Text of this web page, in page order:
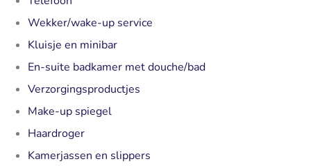
Wekker/wake-up service
Kluisje en minibar
En-suite badkamer met douche/bad
Verzorgingsproductjes
Make-up spiegel
Haardroger
Kamerjassen en slippers